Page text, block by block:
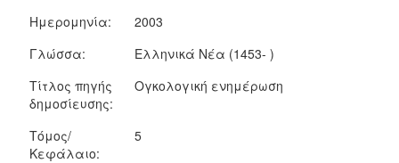
Ημερομηνία:
2003
Γλώσσα:
Ελληνικά Νέα (1453- )
Τίτλος πηγής
δημοσίευσης:
Ογκολογική ενημέρωση
Τόμος/
Κεφάλαιο:
5